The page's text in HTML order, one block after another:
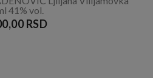
41% vol.
RSD